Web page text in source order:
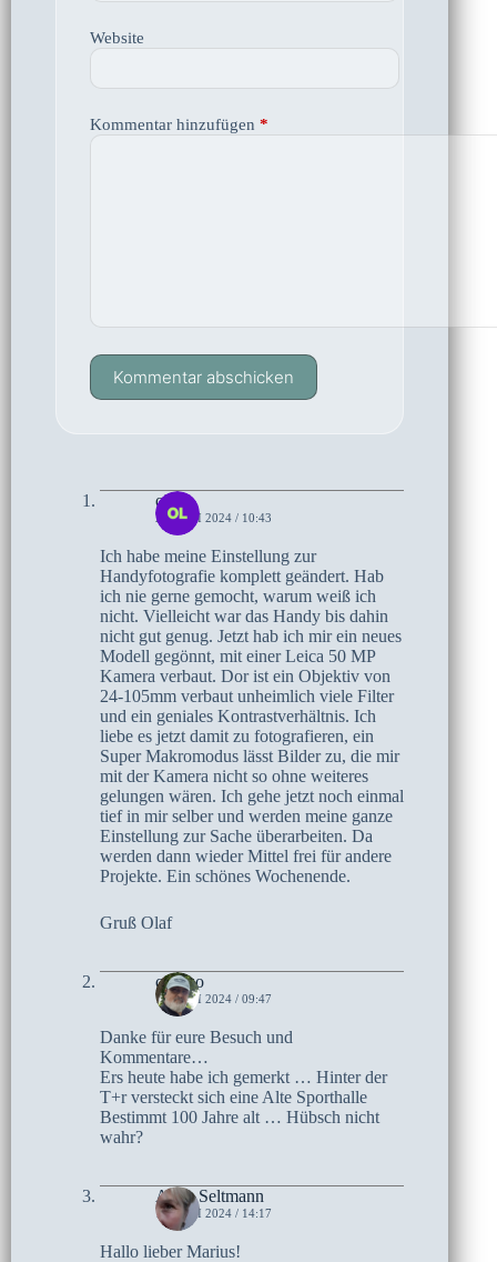
Website
Kommentar hinzufügen *
Kommentar abschicken
olaf
28. JUNI 2024 / 10:43
Ich habe meine Einstellung zur
Handyfotografie komplett geändert. Hab
ich nie gerne gemocht, warum weiß ich
nicht. Vielleicht war das Handy bis dahin
nicht gut genug. Jetzt hab ich mir ein neues
Modell gegönnt, mit einer Leica 50 MP
Kamera verbaut. Dor ist ein Objektiv von
24-105mm verbaut unheimlich viele Filter
und ein geniales Kontrastverhältnis. Ich
liebe es jetzt damit zu fotografieren, ein
Super Makromodus lässt Bilder zu, die mir
mit der Kamera nicht so ohne weiteres
gelungen wären. Ich gehe jetzt noch einmal
tief in mir selber und werden meine ganze
Einstellung zur Sache überarbeiten. Da
werden dann wieder Mittel frei für andere
Projekte. Ein schönes Wochenende.
Gruß Olaf
czoczo
19. JUNI 2024 / 09:47
Danke für eure Besuch und
Kommentare…
Ers heute habe ich gemerkt … Hinter der
T+r versteckt sich eine Alte Sporthalle
Bestimmt 100 Jahre alt … Hübsch nicht
wahr?
Anne Seltmann
16. JUNI 2024 / 14:17
Hallo lieber Marius!